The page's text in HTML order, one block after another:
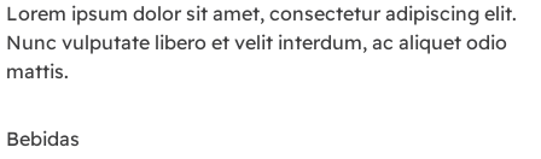
Lorem ipsum dolor sit amet, consectetur adipiscing elit.
Nunc vulputate libero et velit interdum, ac aliquet odio
mattis.
Bebidas